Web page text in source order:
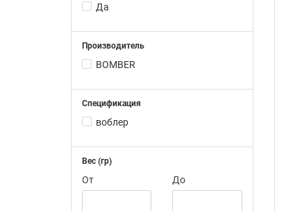
Да
Производитель
BOMBER
Спецификация
воблер
Вес (гр)
От До